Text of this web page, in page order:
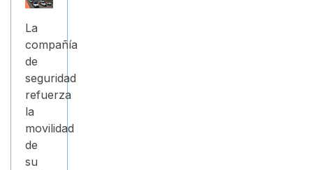
La
compañía
de
seguridad
refuerza
la
movilidad
de
su